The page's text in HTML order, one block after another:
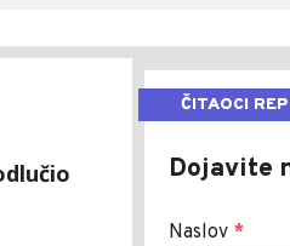
ČITAOCI
Dojavite
Naslov *